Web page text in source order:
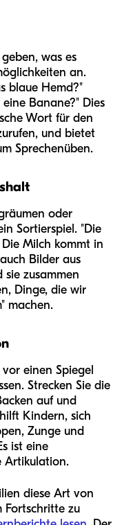
was es
an.
blaue Hemd?"
Banane?" Dies
Wort für den
und bietet
Sprechenüben.
oder
Sortierspiel. "Die
Milch kommt in
Bilder aus
zusammen
Dinge, die wir
machen.
einen Spiegel
Strecken Sie die
auf und
Kindern, sich
Zunge und
ist eine
Artikulation.
diese Art von
zu